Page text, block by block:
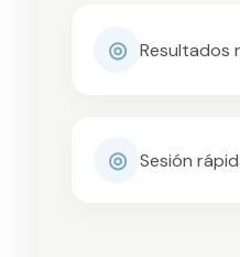
◎ Resultados
◎ Sesión